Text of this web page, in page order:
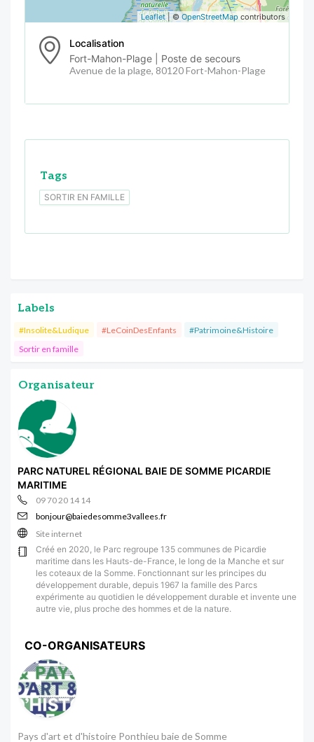
Leaflet| ©OpenStreetMap contributors
Localisation
Fort-Mahon-Plage | Poste de secours
Avenue de la plage, 80120 Fort-Mahon-Plage
Tags
SORTIR EN FAMILLE
Labels
#Insolite&Ludique #LeCoinDesEnfants
#Patrimoine&Histoire
Sortir en famille
Organisateur
PARC NATUREL RÉGIONAL BAIE DE SOMME PICARDIE
MARITIME
09 70 20 14 14
bonjour@baiedesomme3vallees.fr
Site internet
Créé en 2020, le Parc regroupe 135 communes de Picardie
maritime dans les Hauts-de-France, le long de la Manche et sur
les coteaux de la Somme. Fonctionnant sur les principes du
développement durable, depuis 1967 la famille des Parcs
expérimente au quotidien le développement durable et invente une
autre vie, plus proche des hommes et de la nature.
CO-ORGANISATEURS
Pays d'art et d'histoire Ponthieu baie de Somme